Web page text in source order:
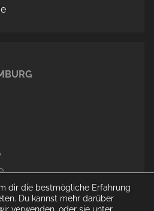
dir die bestmögliche Erfahrung
Du kannst mehr darüber